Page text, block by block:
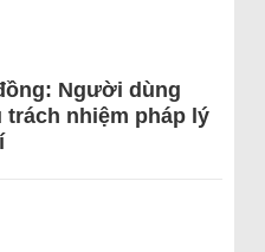
Người dùng
trách nhiệm pháp lý